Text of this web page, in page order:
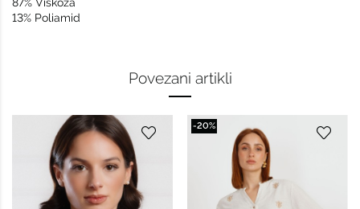
13% Poliamid
Povezani artikli
-20%